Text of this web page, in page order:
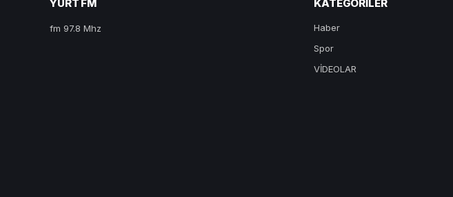
YURT FM
fm 97.8 Mhz
KATEGORILER
Haber
Spor
VİDEOLAR